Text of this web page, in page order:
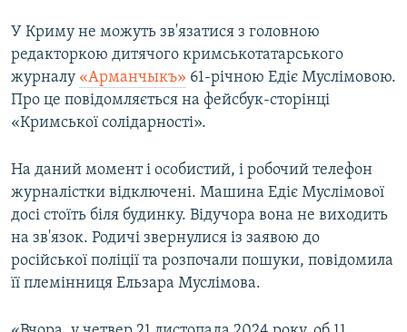
У Криму не можуть зв'язатися з головною
редакторкою дитячого кримськотатарського
журналу «Арманчыкъ» 61-річною Едіє Муслімовою.
Про це повідомляється на фейсбук-сторінці
«Кримської солідарності».
На даний момент і особистий, і робочий телефон
журналістки відключені. Машина Едіє Муслімової
досі стоїть біля будинку. Відучора вона не виходить
на зв'язок. Родичі звернулися із заявою до
російської поліції та розпочали пошуки, повідомила
її племінниця Ельзара Муслімова.